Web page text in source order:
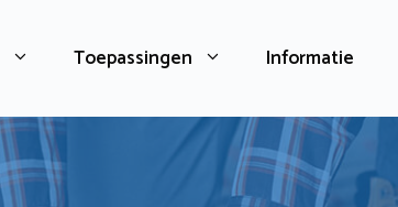
Toepassingen Informatie